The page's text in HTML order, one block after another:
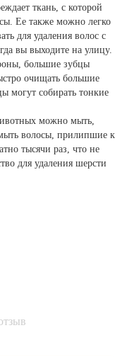
ткань, с которой
Ее также можно легко
для удаления волос с
вы выходите на улицу.
большие зубцы
очищать большие
могут собирать тонкие
можно мыть,
волосы, прилипшие к
тысячи раз, что не
для удаления шерсти